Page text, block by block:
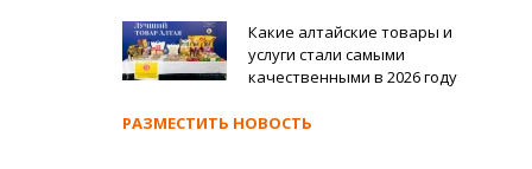
Какие алтайские товары и
услуги стали самыми
качественными в 2026 году
РАЗМЕСТИТЬ НОВОСТЬ